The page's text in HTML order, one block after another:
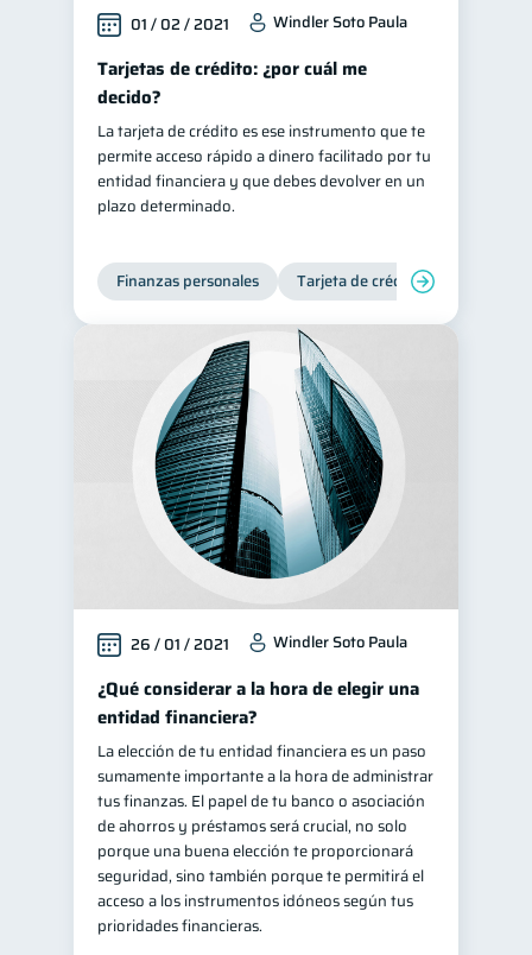
01 / 02 / 2021 Windler Soto Paula
Tarjetas de crédito: ¿por cuál me
decido?
La tarjeta de crédito es ese instrumento que te
permite acceso rápido a dinero facilitado por tu
entidad financiera y que debes devolver en un
plazo determinado.
Finanzas personales Tarjeta de crédito
26 / 01 / 2021 Windler Soto Paula
¿Qué considerar a la hora de elegir una
entidad financiera?
La elección de tu entidad financiera es un paso
sumamente importante a la hora de administrar
tus finanzas. El papel de tu banco o asociación
de ahorros y préstamos será crucial, no solo
porque una buena elección te proporcionará
seguridad, sino también porque te permitirá el
acceso a los instrumentos idóneos según tus
prioridades financieras.